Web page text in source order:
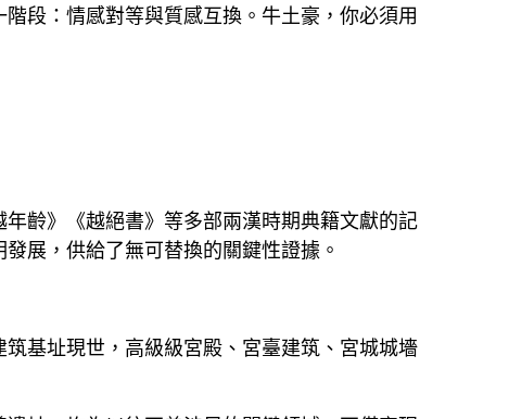
段：情感對等與質感互換。牛土豪，你必須用
齡》《越絕書》等多部兩漢時期典籍文獻的記
發展，供給了無可替換的關鍵性證據。
基址現世，高級級宮殿、宮臺建筑、宮城城墻